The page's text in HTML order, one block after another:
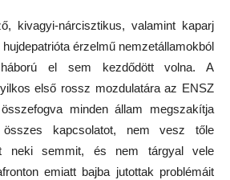
kivagyi-nárcisztikus, valamint kaparj
érzelmű nemzetállamokból
el sem kezdődött volna. A
első rossz mozdulatára az ENSZ
minden állam megszakítja
összes kapcsolatot, nem vesz tőle
neki semmit, és nem tárgyal vele
emiatt bajba jutottak problémáit